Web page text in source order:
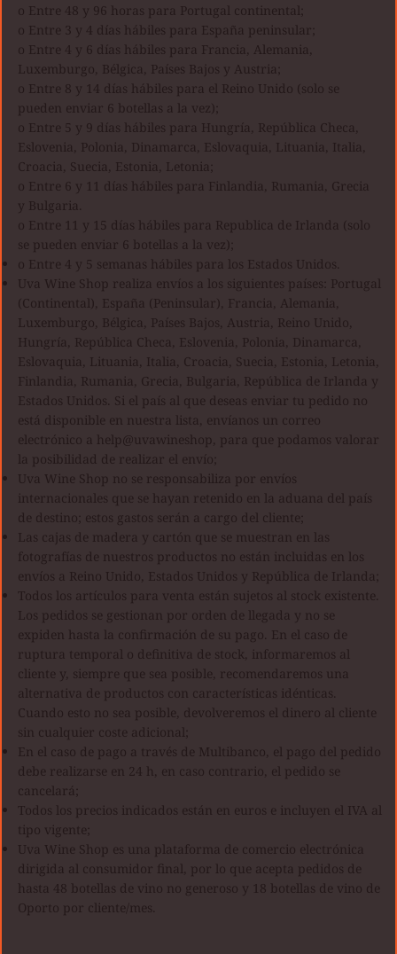
o Entre 48 y 96 horas para Portugal continental;
o Entre 3 y 4 días hábiles para España peninsular;
o Entre 4 y 6 días hábiles para Francia, Alemania,
Luxemburgo, Bélgica, Países Bajos y Austria;
o Entre 8 y 14 días hábiles para el Reino Unido (solo se
pueden enviar 6 botellas a la vez);
o Entre 5 y 9 días hábiles para Hungría, República Checa,
Eslovenia, Polonia, Dinamarca, Eslovaquia, Lituania, Italia,
Croacia, Suecia, Estonia, Letonia;
o Entre 6 y 11 días hábiles para Finlandia, Rumania, Grecia
y Bulgaria.
o Entre 11 y 15 días hábiles para Republica de Irlanda (solo
se pueden enviar 6 botellas a la vez);
o Entre 4 y 5 semanas hábiles para los Estados Unidos.
Uva Wine Shop realiza envíos a los siguientes países: Portugal
(Continental), España (Peninsular), Francia, Alemania,
Luxemburgo, Bélgica, Países Bajos, Austria, Reino Unido,
Hungría, República Checa, Eslovenia, Polonia, Dinamarca,
Eslovaquia, Lituania, Italia, Croacia, Suecia, Estonia, Letonia,
Finlandia, Rumania, Grecia, Bulgaria, República de Irlanda y
Estados Unidos. Si el país al que deseas enviar tu pedido no
está disponible en nuestra lista, envíanos un correo
electrónico a help@uvawineshop, para que podamos valorar
la posibilidad de realizar el envío;
Uva Wine Shop no se responsabiliza por envíos
internacionales que se hayan retenido en la aduana del país
de destino; estos gastos serán a cargo del cliente;
Las cajas de madera y cartón que se muestran en las
fotografías de nuestros productos no están incluidas en los
envíos a Reino Unido, Estados Unidos y República de Irlanda;
Todos los artículos para venta están sujetos al stock existente.
Los pedidos se gestionan por orden de llegada y no se
expiden hasta la confirmación de su pago. En el caso de
ruptura temporal o definitiva de stock, informaremos al
cliente y, siempre que sea posible, recomendaremos una
alternativa de productos con características idénticas.
Cuando esto no sea posible, devolveremos el dinero al cliente
sin cualquier coste adicional;
En el caso de pago a través de Multibanco, el pago del pedido
debe realizarse en 24 h, en caso contrario, el pedido se
cancelará;
Todos los precios indicados están en euros e incluyen el IVA al
tipo vigente;
Uva Wine Shop es una plataforma de comercio electrónica
dirigida al consumidor final, por lo que acepta pedidos de
hasta 48 botellas de vino no generoso y 18 botellas de vino de
Oporto por cliente/mes.